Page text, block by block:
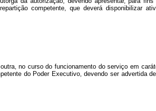
competente, que deverá disponibilizar
no curso do funcionamento do serviço em
do Poder Executivo, devendo ser advertida